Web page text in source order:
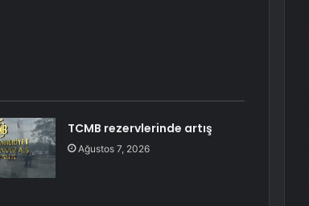
TCMB rezervlerinde artış
Ağustos 7, 2026